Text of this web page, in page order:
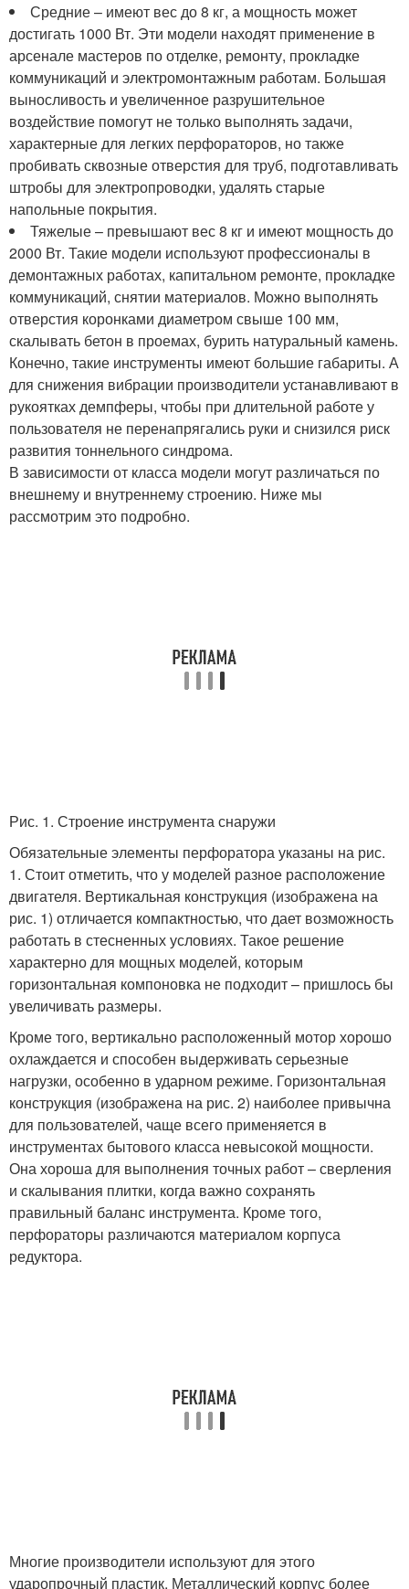
Средние – имеют вес до 8 кг, а мощность может
достигать 1000 Вт. Эти модели находят применение в
арсенале мастеров по отделке, ремонту, прокладке
коммуникаций и электромонтажным работам. Большая
выносливость и увеличенное разрушительное
воздействие помогут не только выполнять задачи,
характерные для легких перфораторов, но также
пробивать сквозные отверстия для труб, подготавливать
штробы для электропроводки, удалять старые
напольные покрытия.
Тяжелые – превышают вес 8 кг и имеют мощность до
2000 Вт. Такие модели используют профессионалы в
демонтажных работах, капитальном ремонте, прокладке
коммуникаций, снятии материалов. Можно выполнять
отверстия коронками диаметром свыше 100 мм,
скалывать бетон в проемах, бурить натуральный камень.
Конечно, такие инструменты имеют большие габариты. А
для снижения вибрации производители устанавливают в
рукоятках демпферы, чтобы при длительной работе у
пользователя не перенапрягались руки и снизился риск
развития тоннельного синдрома.
В зависимости от класса модели могут различаться по
внешнему и внутреннему строению. Ниже мы
рассмотрим это подробно.
Рис. 1. Строение инструмента снаружи
Обязательные элементы перфоратора указаны на рис.
1. Стоит отметить, что у моделей разное расположение
двигателя. Вертикальная конструкция (изображена на
рис. 1) отличается компактностью, что дает возможность
работать в стесненных условиях. Такое решение
характерно для мощных моделей, которым
горизонтальная компоновка не подходит – пришлось бы
увеличивать размеры.
Кроме того, вертикально расположенный мотор хорошо
охлаждается и способен выдерживать серьезные
нагрузки, особенно в ударном режиме. Горизонтальная
конструкция (изображена на рис. 2) наиболее привычна
для пользователей, чаще всего применяется в
инструментах бытового класса невысокой мощности.
Она хороша для выполнения точных работ – сверления
и скалывания плитки, когда важно сохранять
правильный баланс инструмента. Кроме того,
перфораторы различаются материалом корпуса
редуктора.
Многие производители используют для этого
ударопрочный пластик. Металлический корпус более